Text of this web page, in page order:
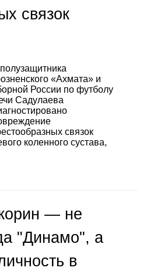
связок
«Ахмата» и
России по футболу
Садулаева
связок
коленного сустава,
— не
"Динамо", а
в